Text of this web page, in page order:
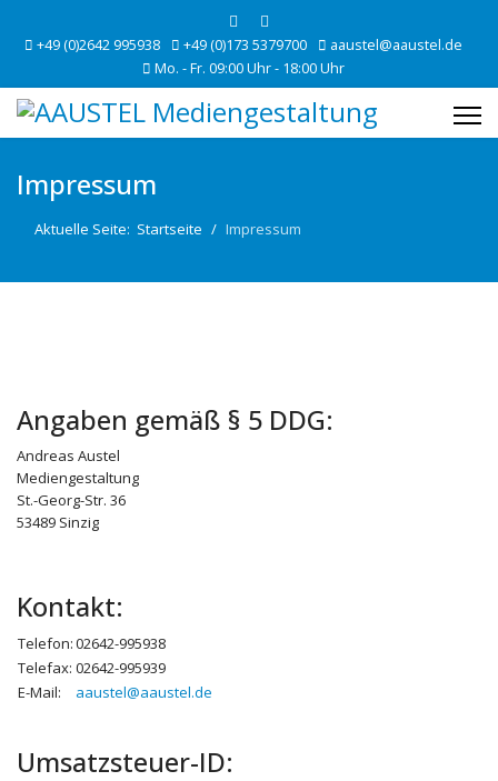
+49 (0)2642 995938 +49 (0)173 5379700
aaustel@aaustel.de
Mo. - Fr. 09:00 Uhr - 18:00 Uhr
Impressum
Aktuelle Seite: Startseite Impressum
Angaben gemäß § 5 DDG:
Andreas Austel
Mediengestaltung
St.-Georg-Str. 36
53489 Sinzig
Kontakt:
Telefon:02642-995938
Telefax: 02642-995939
E-Mail:
aaustel@aaustel.de
Umsatzsteuer-ID: